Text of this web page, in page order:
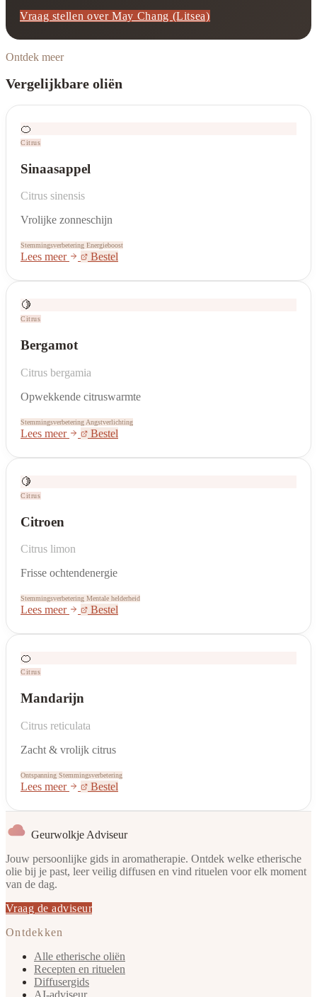
Vraag stellen over May Chang (Litsea)
Ontdek meer
Vergelijkbare oliën
🍊
Citrus
Sinaasappel
Citrus sinensis
Vrolijke zonneschijn
Stemmingsverbetering Energieboost
Lees meer Bestel
🍋
Citrus
Bergamot
Citrus bergamia
Opwekkende citruswarmte
Stemmingsverbetering Angstverlichting
Lees meer Bestel
🍋
Citrus
Citroen
Citrus limon
Frisse ochtendenergie
Stemmingsverbetering Mentale helderheid
Lees meer Bestel
🍊
Citrus
Mandarijn
Citrus reticulata
Zacht & vrolijk citrus
Ontspanning Stemmingsverbetering
Lees meer Bestel
Geurwolkje Adviseur
Jouw persoonlijke gids in aromatherapie. Ontdek welke etherische
olie bij je past, leer veilig diffusen en vind rituelen voor elk moment
van de dag.
Vraag de adviseur
Ontdekken
Alle etherische oliën
Recepten en rituelen
Diffusergids
AI-adviseur